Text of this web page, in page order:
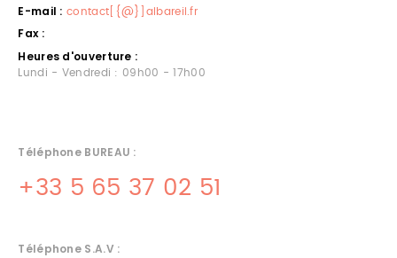
E-mail : contact[{@}]albareil.fr
Fax :
Heures d'ouverture :
Lundi - Vendredi : 09h00 - 17h00
Téléphone BUREAU :
+33 5 65 37 02 51
Téléphone S.A.V :